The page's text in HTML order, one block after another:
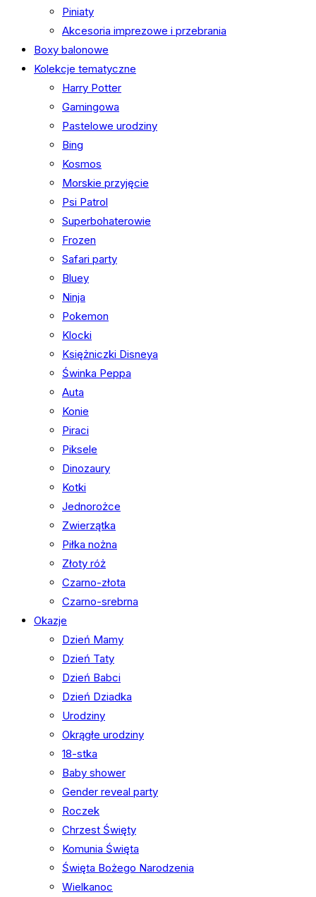
Piniaty
Akcesoria imprezowe i przebrania
Boxy balonowe
Kolekcje tematyczne
Harry Potter
Gamingowa
Pastelowe urodziny
Bing
Kosmos
Morskie przyjęcie
Psi Patrol
Superbohaterowie
Frozen
Safari party
Bluey
Ninja
Pokemon
Klocki
Księżniczki Disneya
Świnka Peppa
Auta
Konie
Piraci
Piksele
Dinozaury
Kotki
Jednorożce
Zwierzątka
Piłka nożna
Złoty róż
Czarno-złota
Czarno-srebrna
Okazje
Dzień Mamy
Dzień Taty
Dzień Babci
Dzień Dziadka
Urodziny
Okrągłe urodziny
18-stka
Baby shower
Gender reveal party
Roczek
Chrzest Święty
Komunia Święta
Święta Bożego Narodzenia
Wielkanoc